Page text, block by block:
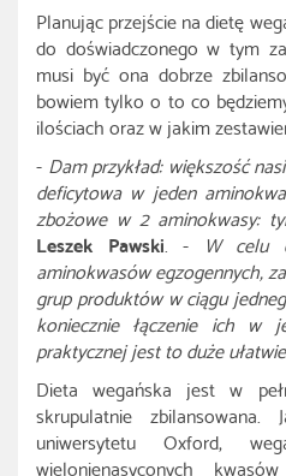
Planując przejście na dietę
do doświadczonego w tym
musi być ona dobrze
bowiem tylko o to co
ilościach oraz w jakim
- Dam przykład: większość
deficytowa w jeden
zbożowe w 2 aminokwasy:
Leszek Pawski. - W celu
aminokwasów egzogennych,
grup produktów w ciągu
koniecznie łączenie ich w
praktycznej jest to duże
Dieta wegańska jest w
skrupulatnie
uniwersytetu Oxford,
wielonienasyconych